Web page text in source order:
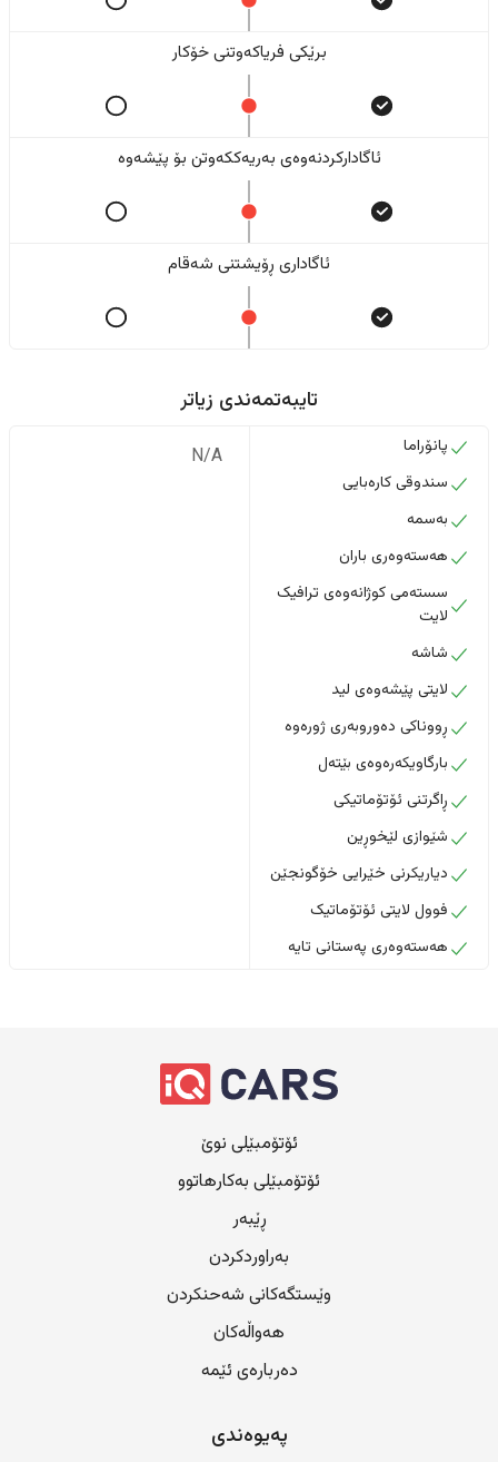
برێکی فریاکەوتنی خۆکار
ئاگادارکردنەوەی بەریەککەوتن بۆ پێشەوە
ئاگاداری ڕۆیشتنی شەقام
تایبەتمەندی زیاتر
پانۆراما
سندوقی کارەبایی
بەسمە
هەستەوەری باران
سستەمی کوژانەوەی ترافیک
لایت
شاشە
لایتی پێشەوەی لید
ڕووناکی دەوروبەری ژورەوە
بارگاویکەرەوەی بێتەل
ڕاگرتنی ئۆتۆماتیکی
شێوازی لێخوڕین
دیاریکرنی خێرایی خۆگونجێن
فوول لایتی ئۆتۆماتیک
هەستەوەری پەستانی تایە
N/A
ئۆتۆمبێلی نوێ
ئۆتۆمبێلی بەکارهاتوو
ڕێبەر
بەراوردکردن
وێستگەکانی شەحنکردن
هەواڵەکان
دەربارەی ئێمە
پەیوەندی